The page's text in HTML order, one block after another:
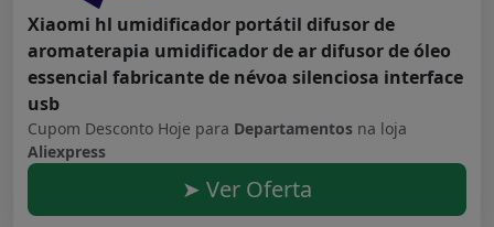
Xiaomi hl umidificador portátil difusor de
aromaterapia umidificador de ar difusor de óleo
essencial fabricante de névoa silenciosa interface
usb
Cupom Desconto Hoje para Departamentos na loja
Aliexpress
➤ Ver Oferta